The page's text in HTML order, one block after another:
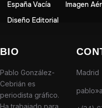
España Vacía
Imagen
Diseño Editorial
BIO
Pablo González-
Cebrián es
periodista gráfico.
Ha trabajado para
Madrid